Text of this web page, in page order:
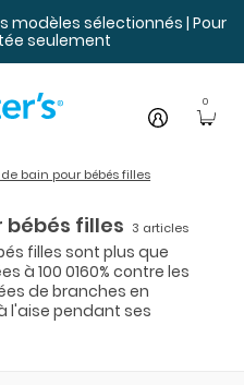
modèles sélectionnés | Pour
seulement
0
bain pour bébés filles
bébés filles 3 articles
filles sont plus que
à 100 0160% contre les
de branches en
l'aise pendant ses